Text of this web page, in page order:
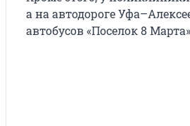
а на автодороге
автобусов «Поселок 8